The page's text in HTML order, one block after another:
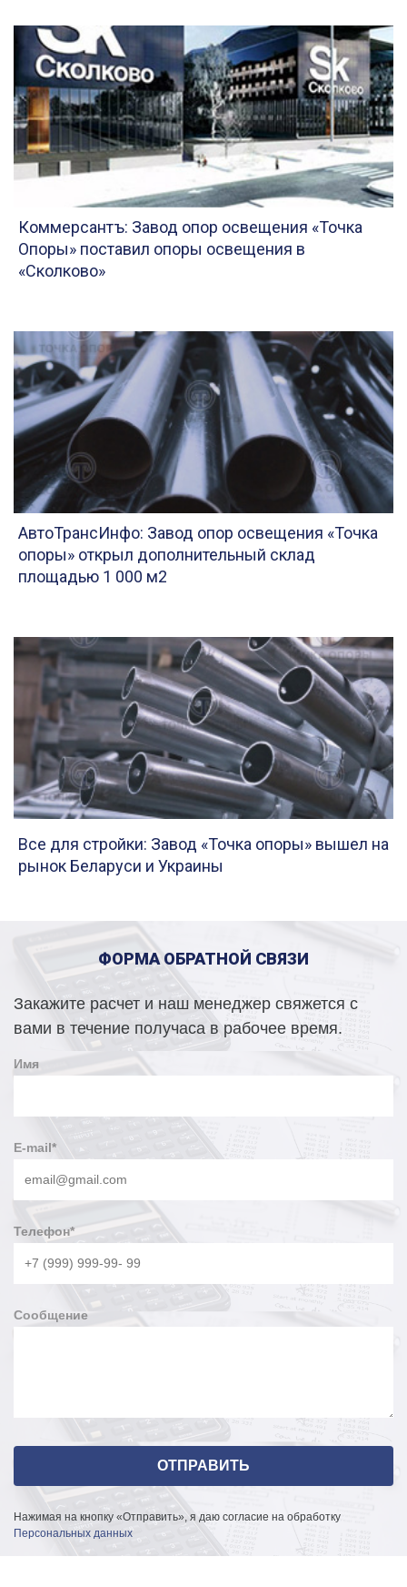
Коммерсантъ: Завод опор освещения «Точка
Опоры» поставил опоры освещения в
«Сколково»
АвтоТрансИнфо: Завод опор освещения «Точка
опоры» открыл дополнительный склад
площадью 1 000 м2
Все для стройки: Завод «Точка опоры» вышел на
рынок Беларуси и Украины
ФОРМА ОБРАТНОЙ СВЯЗИ
Закажите расчет и наш менеджер свяжется с
вами в течение получаса в рабочее время.
Имя
E-mail*
Телефон*
Сообщение
Нажимая на кнопку «Отправить», я даю согласие на обработку
Персональных данных